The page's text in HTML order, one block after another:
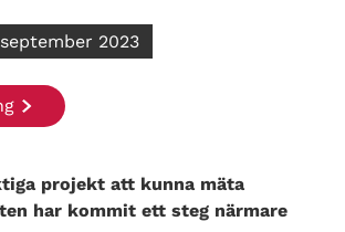
2023
projekt att kunna mäta
har kommit ett steg närmare